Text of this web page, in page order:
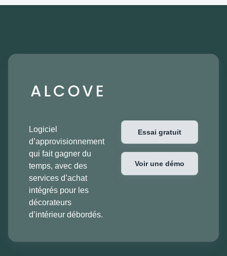
Logiciel
d’approvisionnement
qui fait gagner du
temps, avec des
services d’achat
intégrés pour les
décorateurs
d’intérieur débordés.
Essai gratuit
Voir une démo